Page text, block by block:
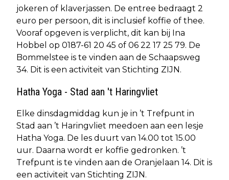
jokeren of klaverjassen. De entree bedraagt 2
euro per persoon, dit is inclusief koffie of thee.
Vooraf opgeven is verplicht, dit kan bij Ina
Hobbel op 0187-61 20 45 of 06 22 17 25 79. De
Bommelstee is te vinden aan de Schaapsweg
34. Dit is een activiteit van Stichting ZIJN.
Hatha Yoga - Stad aan 't Haringvliet
Elke dinsdagmiddag kun je in ’t Trefpunt in
Stad aan ’t Haringvliet meedoen aan een lesje
Hatha Yoga. De les duurt van 14.00 tot 15.00
uur. Daarna wordt er koffie gedronken. ’t
Trefpunt is te vinden aan de Oranjelaan 14. Dit is
een activiteit van Stichting ZIJN.